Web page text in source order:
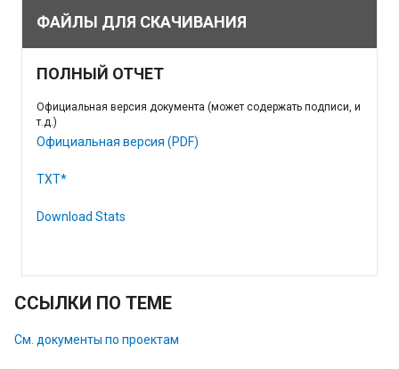
ФАЙЛЫ ДЛЯ СКАЧИВАНИЯ
ПОЛНЫЙ ОТЧЕТ
Официальная версия документа (может содержать подписи, и
т.д.)
Официальная версия (PDF)
TXT*
Download Stats
ССЫЛКИ ПО ТЕМЕ
См. документы по проектам